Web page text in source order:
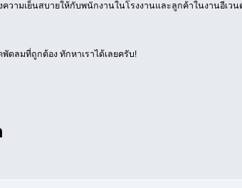
ามเย็นสบายให้กับพนักงานในโรงงานและลูกค้าในงานอี
ดลมที่ถูกต้อง ทักหาเราได้เลยครับ!